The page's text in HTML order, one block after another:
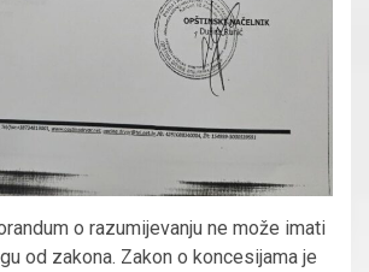
o razumijevanju ne može imati
od zakona. Zakon o koncesijama je